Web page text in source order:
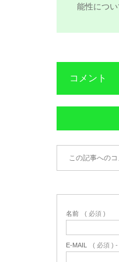
能性につい
コメント
この記事へのコ
名前 ( 必須 )
E-MAIL ( 必須 ) -